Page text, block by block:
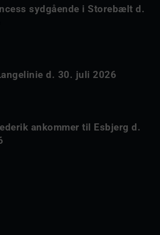
sydgående i Storebælt d.
d. 30. juli 2026
ankommer til Esbjerg d.